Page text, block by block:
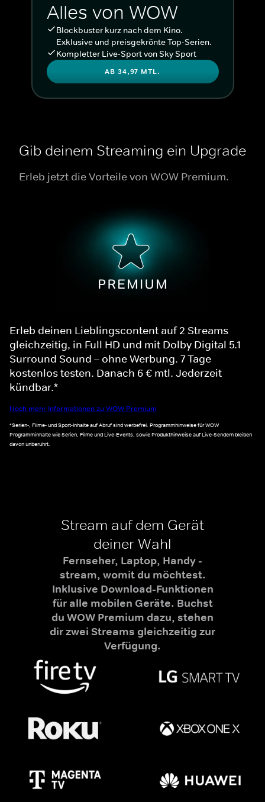
Alles von WOW
Blockbuster kurz nach dem Kino.
Exklusive und preisgekrönte Top-Serien.
Kompletter Live-Sport von Sky Sport
AB 34,97 MTL.
Gib deinem Streaming ein Upgrade
Erleb jetzt die Vorteile von WOW Premium.
Erleb deinen Lieblingscontent auf 2 Streams
gleichzeitig, in Full HD und mit Dolby Digital 5.1
Surround Sound – ohne Werbung. 7 Tage
kostenlos testen. Danach 6 € mtl. Jederzeit
kündbar.*
Noch mehr Informationen zu WOW Premium
*Serien-, Filme- und Sport-Inhalte auf Abruf sind werbefrei. Programmhinweise für WOW
Programminhalte wie Serien, Filme und Live-Events, sowie Produkthinweise auf Live-Sendern bleiben
davon unberührt.
Stream auf dem Gerät
deiner Wahl
Fernseher, Laptop, Handy -
stream, womit du möchtest.
Inklusive Download-Funktionen
für alle mobilen Geräte. Buchst
du WOW Premium dazu, stehen
dir zwei Streams gleichzeitig zur
Verfügung.